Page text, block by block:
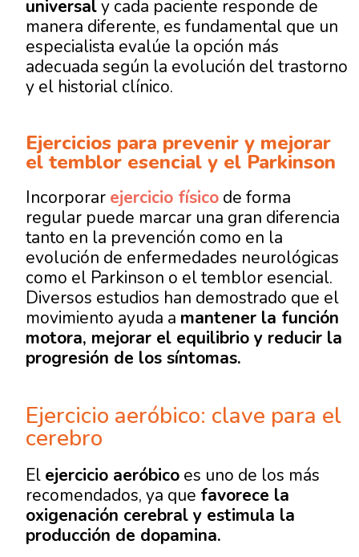
universaly cada paciente responde de
manera diferente, es fundamental que un
especialista evalúe la opción más
adecuada según la evolución del trastorno
y el historial clínico.
Ejercicios para prevenir y mejorar
el temblor esencial y el Parkinson
Incorporar ejercicio físico de forma
regular puede marcar una gran diferencia
tanto en la prevención como en la
evolución de enfermedades neurológicas
como el Parkinson o el temblor esencial.
Diversos estudios han demostrado que el
movimiento ayuda a mantener la función
motora, mejorar el equilibrio y reducir la
progresión de los síntomas.
Ejercicio aeróbico: clave para el
cerebro
El ejercicio aeróbico es uno de los más
recomendados, ya que favorece la
oxigenación cerebral y estimula la
producción de dopamina.